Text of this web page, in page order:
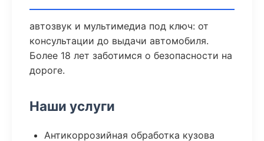
автозвук и мультимедиа под ключ: от
консультации до выдачи автомобиля.
Более 18 лет заботимся о безопасности на
дороге.
Наши услуги
Антикоррозийная обработка кузова